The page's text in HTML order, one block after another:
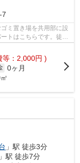
7
ミ置き場を共用部に設
トはこちらです。徒歩
等：2,000円 )
0ヶ月
」駅 徒歩3分
」駅 徒歩7分